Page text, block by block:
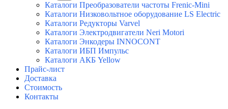
Каталоги Преобразователи частоты Frenic-Mini
Каталоги Низковольтное оборудование LS Electric
Каталоги Редукторы Varvel
Каталоги Электродвигатели Neri Motori
Каталоги Энкодеры INNOCONT
Каталоги ИБП Импульс
Каталоги АКБ Yellow
Прайс-лист
Доставка
Стоимость
Контакты